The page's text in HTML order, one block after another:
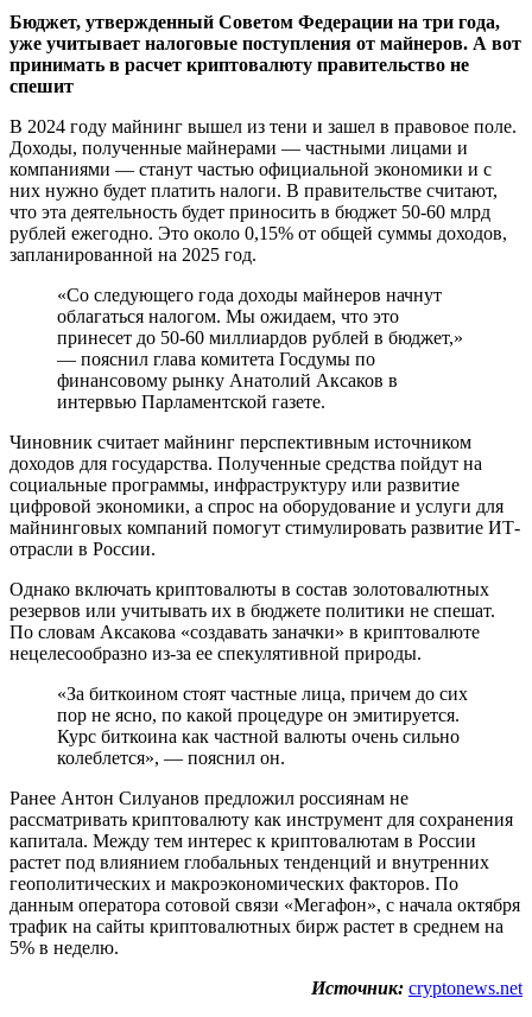
Бюджет, утвержденный Советом Федерации на три года,
уже учитывает налоговые поступления от майнеров. А вот
принимать в расчет криптовалюту правительство не
спешит
В 2024 году майнинг вышел из тени и зашел в правовое поле.
Доходы, полученные майнерами — частными лицами и
компаниями — станут частью официальной экономики и с
них нужно будет платить налоги. В правительстве считают,
что эта деятельность будет приносить в бюджет 50-60 млрд
рублей ежегодно. Это около 0,15% от общей суммы доходов,
запланированной на 2025 год.
«Со следующего года доходы майнеров начнут
облагаться налогом. Мы ожидаем, что это
принесет до 50-60 миллиардов рублей в бюджет,»
— пояснил глава комитета Госдумы по
финансовому рынку Анатолий Аксаков в
интервью Парламентской газете.
Чиновник считает майнинг перспективным источником
доходов для государства. Полученные средства пойдут на
социальные программы, инфраструктуру или развитие
цифровой экономики, а спрос на оборудование и услуги для
майнинговых компаний помогут стимулировать развитие ИТ-
отрасли в России.
Однако включать криптовалюты в состав золотовалютных
резервов или учитывать их в бюджете политики не спешат.
По словам Аксакова «создавать заначки» в криптовалюте
нецелесообразно из-за ее спекулятивной природы.
«За биткоином стоят частные лица, причем до сих
пор не ясно, по какой процедуре он эмитируется.
Курс биткоина как частной валюты очень сильно
колеблется», — пояснил он.
Ранее Антон Силуанов предложил россиянам не
рассматривать криптовалюту как инструмент для сохранения
капитала. Между тем интерес к криптовалютам в России
растет под влиянием глобальных тенденций и внутренних
геополитических и макроэкономических факторов. По
данным оператора сотовой связи «Мегафон», с начала октября
трафик на сайты криптовалютных бирж растет в среднем на
5% в неделю.
Источник: cryptonews.net